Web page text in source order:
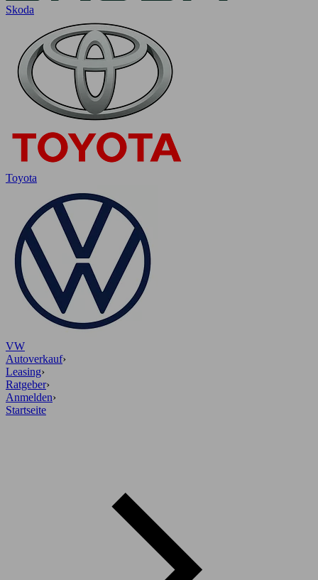
Skoda
Toyota
VW
Autoverkauf›
Leasing›
Ratgeber›
Anmelden›
Startseite